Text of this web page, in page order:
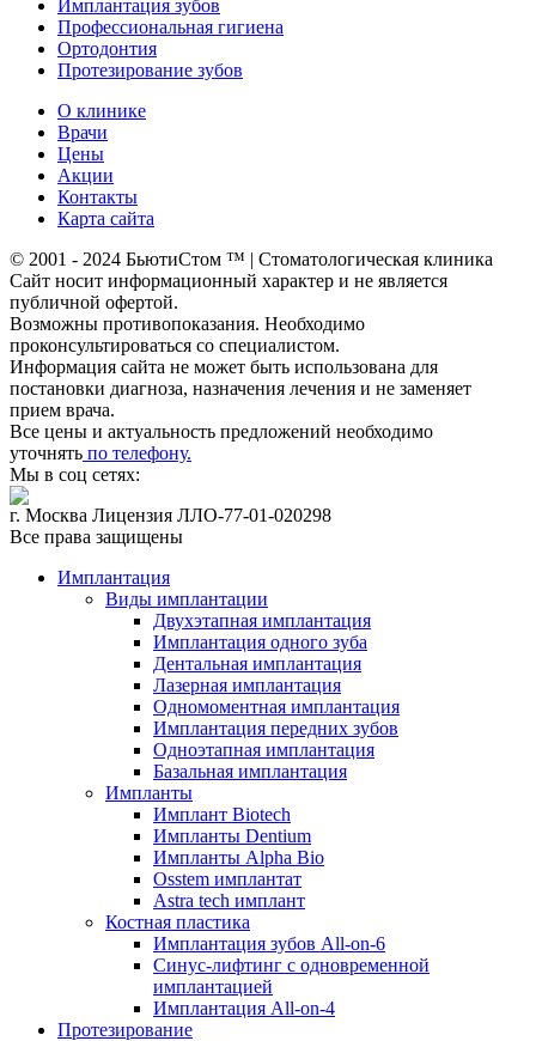
Имплантация зубов
Профессиональная гигиена
Ортодонтия
Протезирование зубов
О клинике
Врачи
Цены
Акции
Контакты
Карта сайта
© 2001 - 2024 БьютиСтом ™ | Стоматологическая клиника
Сайт носит информационный характер и не является
публичной офертой.
Возможны противопоказания. Необходимо
проконсультироваться со специалистом.
Информация сайта не может быть использована для
постановки диагноза, назначения лечения и не заменяет
прием врача.
Все цены и актуальность предложений необходимо
уточнять по телефону.
Мы в соц сетях:
г. Москва Лицензия ЛЛО-77-01-020298
Все права защищены
Имплантация
Виды имплантации
Двухэтапная имплантация
Имплантация одного зуба
Дентальная имплантация
Лазерная имплантация
Одномоментная имплантация
Имплантация передних зубов
Одноэтапная имплантация
Базальная имплантация
Импланты
Имплант Biotech
Импланты Dentium
Импланты Alpha Bio
Osstem имплантат
Astra tech имплант
Костная пластика
Имплантация зубов All-on-6
Синус-лифтинг с одновременной
имплантацией
Имплантация All-on-4
Протезирование